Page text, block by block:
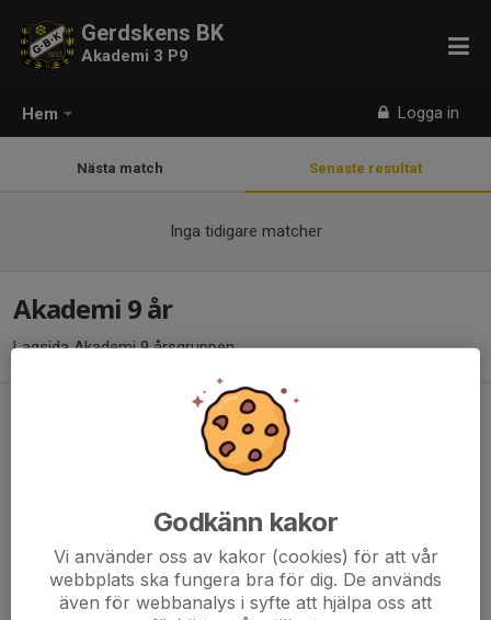
Hem Logga in
Gerdskens BK
Akademi 3 P9
Nästa match Senaste resultat
Inga tidigare matcher
Akademi 9 år
Lagsida Akademi 9 årsgruppen
Godkänn kakor
Vi använder oss av kakor (cookies) för att vår
webbplats ska fungera bra för dig. De används
även för webbanalys i syfte att hjälpa oss att